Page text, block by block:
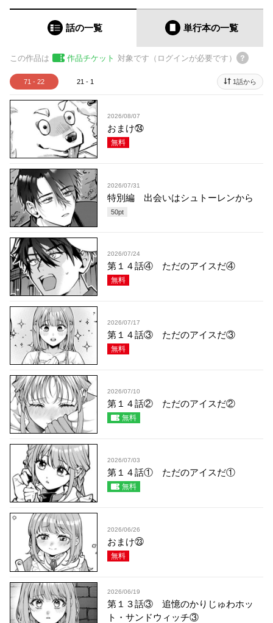
話の一覧 単行本の一覧
この作品は 作品チケット 対象です（ログインが必要です）
71 - 22 21 - 1 1話から
2026/08/07
おまけ㉔
無料
2026/07/31
特別編 出会いはシュトーレンから
50pt
2026/07/24
第１４話④ ただのアイスだ④
無料
2026/07/17
第１４話③ ただのアイスだ③
無料
2026/07/10
第１４話② ただのアイスだ②
無料
2026/07/03
第１４話① ただのアイスだ①
無料
2026/06/26
おまけ㉓
無料
2026/06/19
第１３話③ 追憶のかりじゅわホッ
ト・サンドウィッチ③